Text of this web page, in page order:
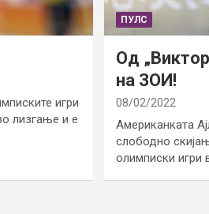
игри
лизгање и е
ПУЛС
Од
на ЗОИ!
08/02/2022
Американката
слободно
олимписки игри